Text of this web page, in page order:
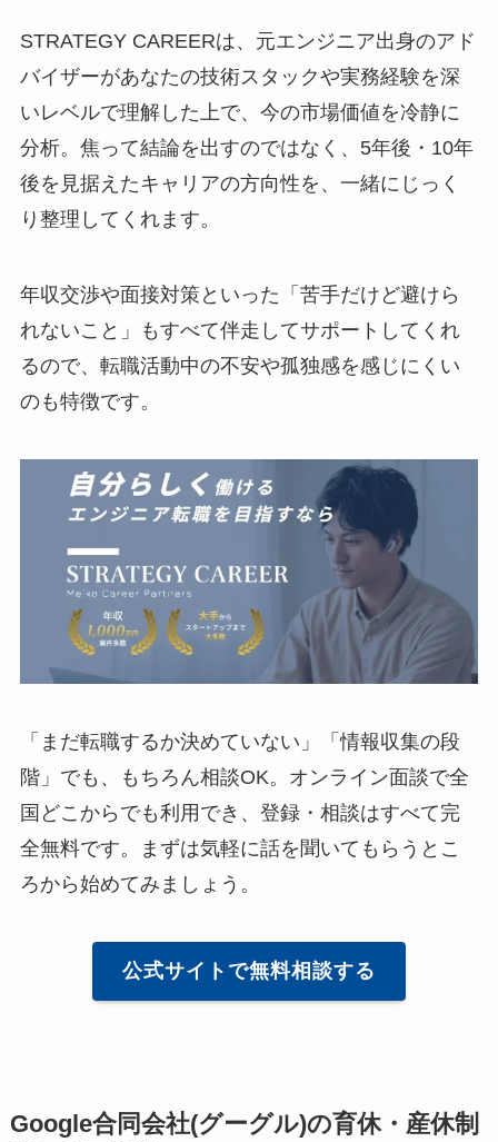
STRATEGY CAREERは、元エンジニア出身のアド
バイザーがあなたの技術スタックや実務経験を深
いレベルで理解した上で、今の市場価値を冷静に
分析。焦って結論を出すのではなく、5年後・10年
後を見据えたキャリアの方向性を、一緒にじっく
り整理してくれます。
年収交渉や面接対策といった「苦手だけど避けら
れないこと」もすべて伴走してサポートしてくれ
るので、転職活動中の不安や孤独感を感じにくい
のも特徴です。
「まだ転職するか決めていない」「情報収集の段
階」でも、もちろん相談OK。オンライン面談で全
国どこからでも利用でき、登録・相談はすべて完
全無料です。まずは気軽に話を聞いてもらうとこ
ろから始めてみましょう。
公式サイトで無料相談する
Google合同会社(グーグル)の育休・産休制